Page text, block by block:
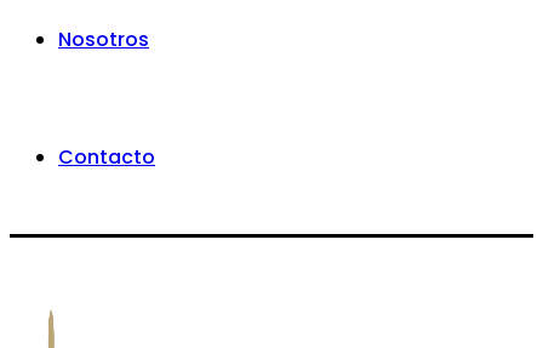
Nosotros
Contacto